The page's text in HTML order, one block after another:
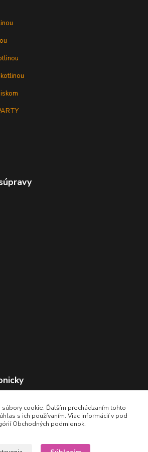
212 007
cookie. Ďalším prechádzaním tohto
s ich používaním. Viac informácií v pod
Obchodných podmienok.